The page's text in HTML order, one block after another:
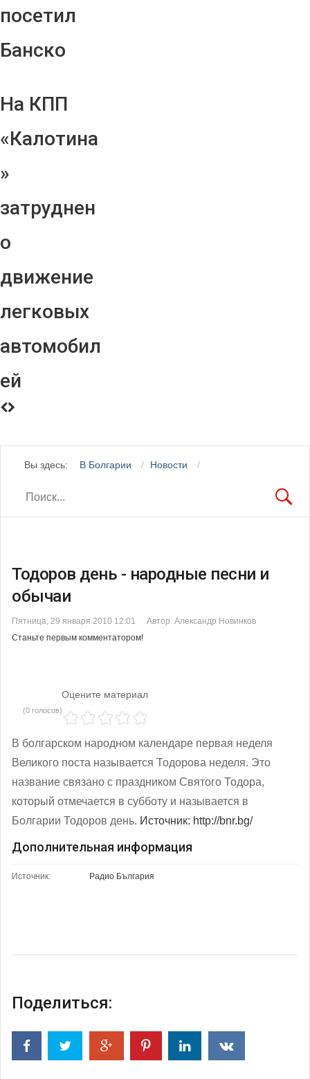
посетил
Банско
На КПП
«Калотина
»
затруднен
о
движение
легковых
автомобил
ей
Вы здесь: В Болгарии Новости
Тодоров день - народные песни и
обычаи
Пятница, 29 января 2010 12:01
Автор Александр Новинков
Станьте первым комментатором!
Оцените материал
(0 голосов)
В болгарском народном календаре первая неделя
Великого поста называется Тодорова неделя. Это
название связано с праздником Святого Тодора,
который отмечается в субботу и называется в
Болгарии Тодоров день. Источник: http://bnr.bg/
Дополнительная информация
Источник: Радио България
Поделиться: